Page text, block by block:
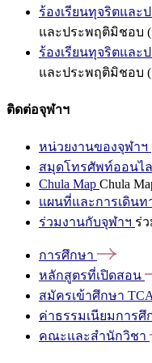
ร้องเรียนทุจริตและ
และประพฤติมิชอบ
ร้องเรียนทุจริตและ
และประพฤติมิชอบ
ติดต่อจุฬาฯ
หน่วยงานของจุฬาฯ
สมุดโทรศัพท์ออนไ
Chula Map Chula
แผนที่และการเดินท
ร่วมงานกับจุฬาฯ ร่
การศึกษา
หลักสูตรที่เปิดสอน
สมัครเข้าศึกษา
ค่าธรรมเนียมการศึ
คณะและสำนักวิชา